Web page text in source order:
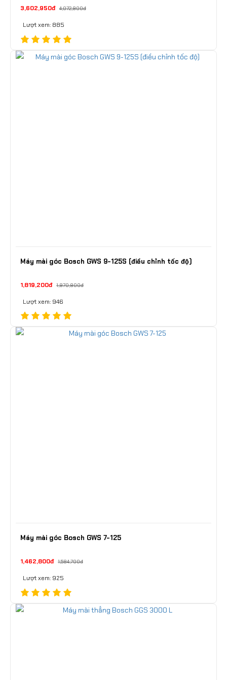
3,602,950đ 4,072,900đ
Lượt xem: 885
Máy mài góc Bosch GWS 9-125S (điều chỉnh tốc độ)
1,819,200đ 1,970,800đ
Lượt xem: 946
Máy mài góc Bosch GWS 7-125
1,462,800đ 1,584,700đ
Lượt xem: 925